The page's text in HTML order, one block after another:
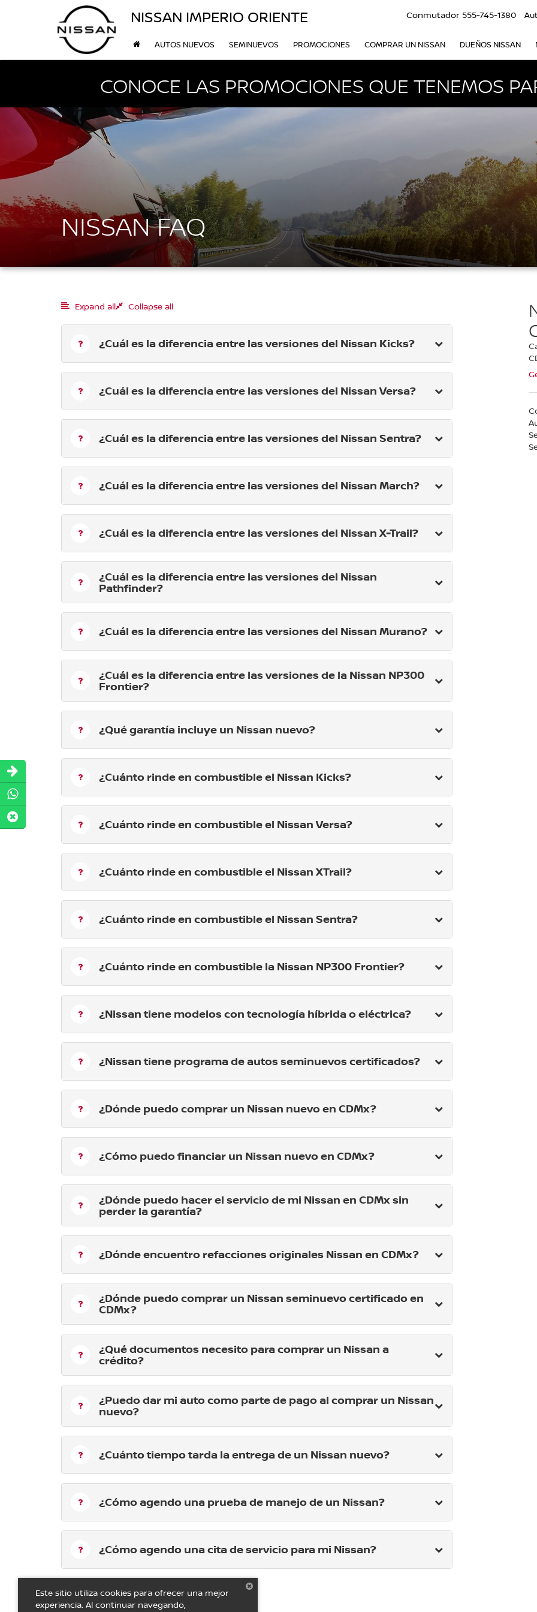
NISSAN IMPERIO ORIENTE Conmutador 555-745-1380
AUTOS NUEVOS SEMINUEVOS PROMOCIONES COMPRAR UN NISSAN DUEÑOS NISSAN
CONOCE LAS PROMOCIONES QUE TENEMOS
NISSAN FAQ
Expand all Collapse all
¿Cuál es la diferencia entre las versiones del Nissan Kicks?
¿Cuál es la diferencia entre las versiones del Nissan Versa?
¿Cuál es la diferencia entre las versiones del Nissan Sentra?
¿Cuál es la diferencia entre las versiones del Nissan March?
¿Cuál es la diferencia entre las versiones del Nissan X-Trail?
¿Cuál es la diferencia entre las versiones del Nissan
Pathfinder?
¿Cuál es la diferencia entre las versiones del Nissan Murano?
¿Cuál es la diferencia entre las versiones de la Nissan NP300
Frontier?
¿Qué garantía incluye un Nissan nuevo?
¿Cuánto rinde en combustible el Nissan Kicks?
¿Cuánto rinde en combustible el Nissan Versa?
¿Cuánto rinde en combustible el Nissan XTrail?
¿Cuánto rinde en combustible el Nissan Sentra?
¿Cuánto rinde en combustible la Nissan NP300 Frontier?
¿Nissan tiene modelos con tecnología híbrida o eléctrica?
¿Nissan tiene programa de autos seminuevos certificados?
¿Dónde puedo comprar un Nissan nuevo en CDMx?
¿Cómo puedo financiar un Nissan nuevo en CDMx?
¿Dónde puedo hacer el servicio de mi Nissan en CDMx sin
perder la garantía?
¿Dónde encuentro refacciones originales Nissan en CDMx?
¿Dónde puedo comprar un Nissan seminuevo certificado en
CDMx?
¿Qué documentos necesito para comprar un Nissan a
crédito?
¿Puedo dar mi auto como parte de pago al comprar un Nissan
nuevo?
¿Cuánto tiempo tarda la entrega de un Nissan nuevo?
¿Cómo agendo una prueba de manejo de un Nissan?
¿Cómo agendo una cita de servicio para mi Nissan?
Este sitio utiliza cookies para ofrecer una mejor
experiencia. Al continuar navegando,